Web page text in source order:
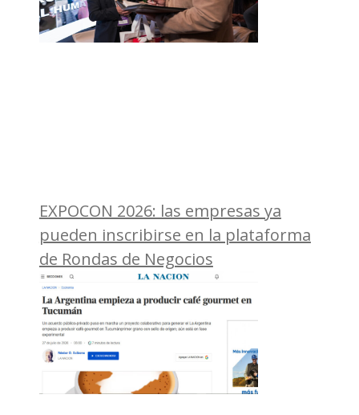
EXPOCON 2026: las empresas ya
pueden inscribirse en la plataforma
de Rondas de Negocios